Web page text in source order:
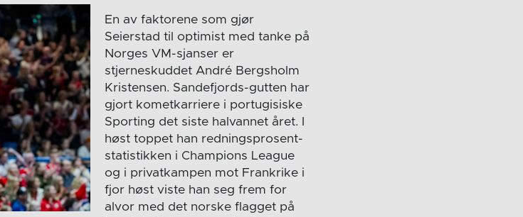
En av faktorene som gjør
Seierstad til optimist med tanke på
Norges VM-sjanser er
stjerneskuddet André Bergsholm
Kristensen. Sandefjords-gutten har
gjort kometkarriere i portugisiske
Sporting det siste halvannet året. I
høst toppet han redningsprosent-
statistikken i Champions League
og i privatkampen mot Frankrike i
fjor høst viste han seg frem for
alvor med det norske flagget på